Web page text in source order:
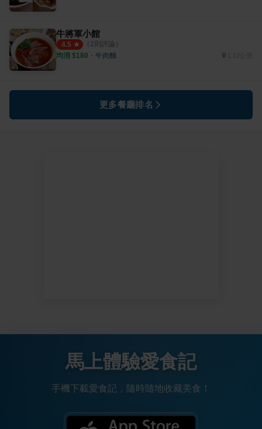
牛將軍小館
4.5 （ 2則評論）
均消 $180 ・ 牛肉麵 1.17公里
更多餐廳排名
馬上體驗愛食記
手機下載愛食記，隨時隨地收藏美食！